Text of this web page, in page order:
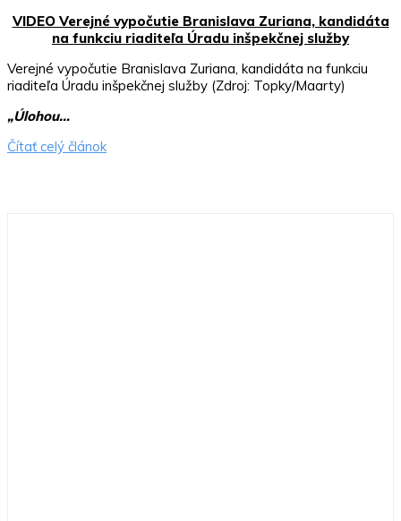
VIDEO Verejné vypočutie Branislava Zuriana, kandidáta
na funkciu riaditeľa Úradu inšpekčnej služby
Verejné vypočutie Branislava Zuriana, kandidáta na funkciu
riaditeľa Úradu inšpekčnej služby (Zdroj: Topky/Maarty)
„Úlohou…
Čítať celý článok